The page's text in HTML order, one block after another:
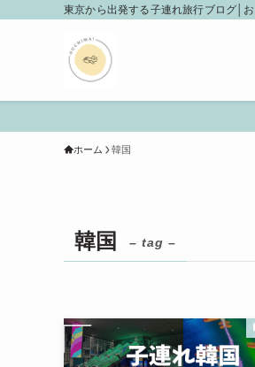
東京から出発する子連れ旅行ブログ│
ホーム 韓国
韓国 – tag –